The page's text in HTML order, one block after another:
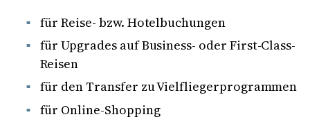
für Reise- bzw. Hotelbuchungen
für Upgrades auf Business- oder First-Class-
Reisen
für den Transfer zu Vielfliegerprogrammen
für Online-Shopping